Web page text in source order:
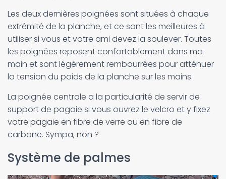
Les deux dernières poignées sont situées à chaque
extrémité de la planche, et ce sont les meilleures à
utiliser si vous et votre ami devez la soulever. Toutes
les poignées reposent confortablement dans ma
main et sont légèrement rembourrées pour atténuer
la tension du poids de la planche sur les mains.
La poignée centrale a la particularité de servir de
support de pagaie si vous ouvrez le velcro et y fixez
votre pagaie en fibre de verre ou en fibre de
carbone. Sympa, non ?
Système de palmes